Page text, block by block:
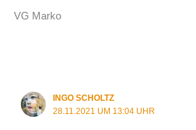
VG Marko
INGO SCHOLTZ
28.11.2021 UM 13:04 UHR